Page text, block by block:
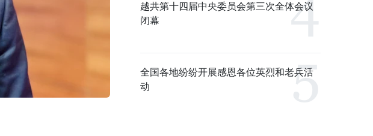
越共第十四届中央委员会第三次全体会议
闭幕
全国各地纷纷开展感恩各位英烈和老兵活
动